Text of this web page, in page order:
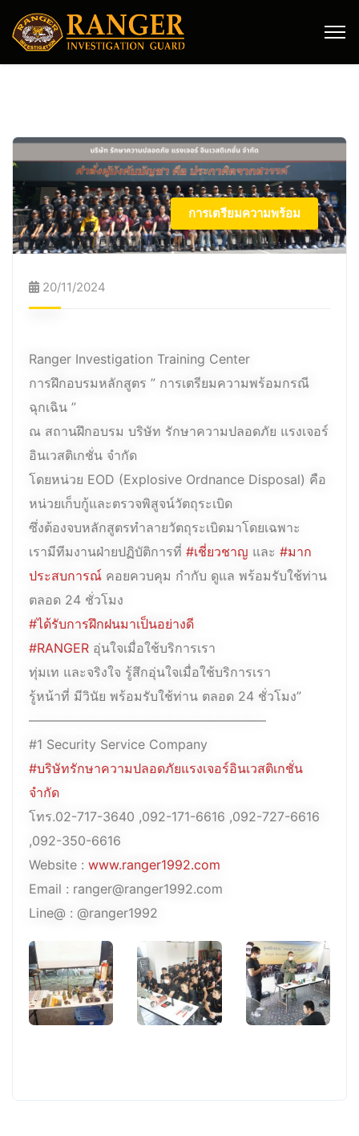
การเตรียมความพร้อม
20/11/2024
Ranger Investigation Training Center
การฝึกอบรมหลักสูตร ” การเตรียมความพร้อมกรณี
ฉุกเฉิน ”
ณ สถานฝึกอบรม บริษัท รักษาความปลอดภัย แรงเจอร์
อินเวสติเกชั่น จำกัด
โดยหน่วย EOD (Explosive Ordnance Disposal) คือ
หน่วยเก็บกู้และตรวจพิสูจน์วัตถุระเบิด
ซึ่งต้องจบหลักสูตรทำลายวัตถุระเบิดมาโดยเฉพาะ
เรามีทีมงานฝ่ายปฏิบัติการที่ #เชี่ยวชาญ และ #มาก
ประสบการณ์ คอยควบคุม กำกับ ดูแล พร้อมรับใช้ท่าน
ตลอด 24 ชั่วโมง
#ได้รับการฝึกฝนมาเป็นอย่างดี
#RANGER อุ่นใจเมื่อใช้บริการเรา
ทุ่มเท และจริงใจ รู้สึกอุ่นใจเมื่อใช้บริการเรา
รู้หน้าที่ มีวินัย พร้อมรับใช้ท่าน ตลอด 24 ชั่วโมง”
——————————————————–
#1 Security Service Company
#บริษัทรักษาความปลอดภัยแรงเจอร์อินเวสติเกชั่น
จำกัด
โทร.02-717-3640 ,092-171-6616 ,092-727-6616
,092-350-6616
Website : www.ranger1992.com
Email : ranger@ranger1992.com
Line@ : @ranger1992